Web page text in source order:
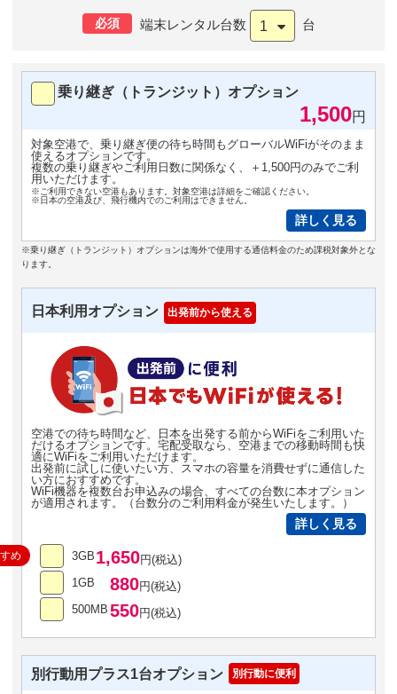
必須 端末レンタル台数 1 台
乗り継ぎ（トランジット）オプション
1,500円
対象空港で、乗り継ぎ便の待ち時間もグローバルWiFiがそのまま
使えるオプションです。
複数の乗り継ぎやご利用日数に関係なく、＋1,500円のみでご利
用いただけます。
※ご利用できない空港もあります。対象空港は詳細をご確認ください。
※日本の空港及び、飛行機内でのご利用はできません。
詳しく見る
※乗り継ぎ（トランジット）オプションは海外で使用する通信料金のため課税対象外とな
ります。
日本利用オプション 出発前から使える
空港での待ち時間など、日本を出発する前からWiFiをご利用いた
だけるオプションです。宅配受取なら、空港までの移動時間も快
適にWiFiをご利用いただけます。
出発前に試しに使いたい方、スマホの容量を消費せずに通信した
い方におすすめです。
WiFi機器を複数台お申込みの場合、すべての台数に本オプション
が適用されます。（台数分のご利用料金が発生いたします。）
詳しく見る
3GB 1,650円(税込)
め
1GB 880円(税込)
500MB 550円(税込)
別行動用プラス1台オプション 別行動に便利